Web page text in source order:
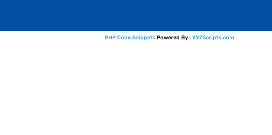
PHP Code Snippets Powered By : XYZScripts.com